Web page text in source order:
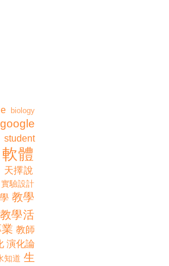
biology
google
student
體
天擇說
實驗設計
教學
教學活
教師
演化論
知道 生